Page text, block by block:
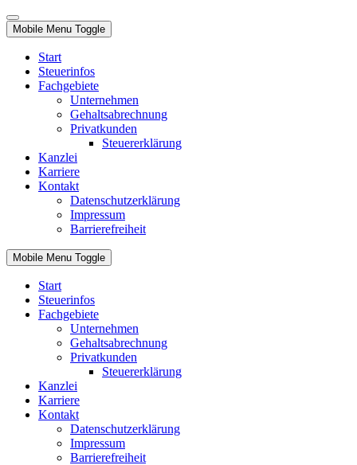
Mobile Menu Toggle
Start
Steuerinfos
Fachgebiete
Unternehmen
Gehaltsabrechnung
Privatkunden
Steuererklärung
Kanzlei
Karriere
Kontakt
Datenschutzerklärung
Impressum
Barrierefreiheit
Mobile Menu Toggle
Start
Steuerinfos
Fachgebiete
Unternehmen
Gehaltsabrechnung
Privatkunden
Steuererklärung
Kanzlei
Karriere
Kontakt
Datenschutzerklärung
Impressum
Barrierefreiheit